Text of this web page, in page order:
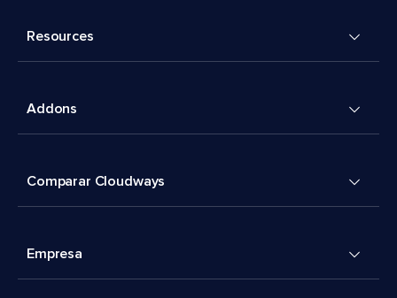
Resources
Addons
Comparar Cloudways
Empresa